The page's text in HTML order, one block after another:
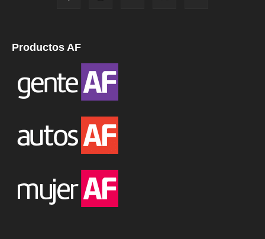
Productos AF